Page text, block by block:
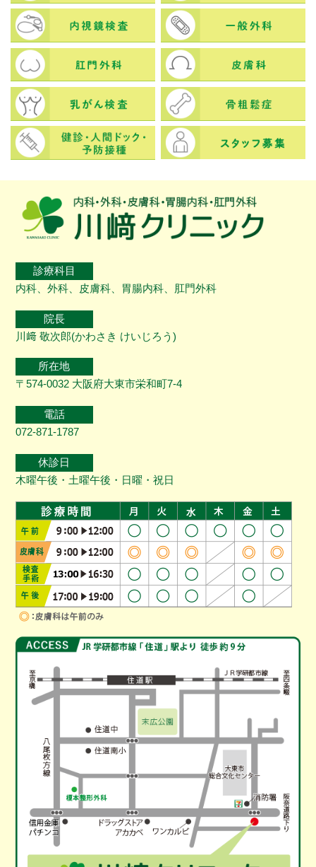
診療科目
内科、外科、皮膚科、胃腸内科、肛門外科
院長
川﨑 敬次郎(かわさき けいじろう)
所在地
〒574-0032 大阪府大東市栄和町7-4
電話
072-871-1787
休診日
木曜午後・土曜午後・日曜・祝日